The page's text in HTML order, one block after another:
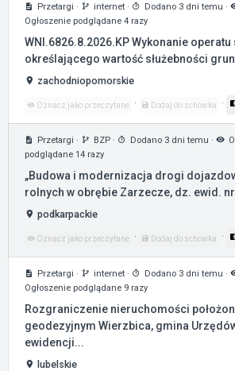
Przetargi · internet · Dodano 3 dni temu ·
Ogłoszenie podglądane 4 razy
WNI.6826.8.2026.KP Wykonanie
określającego wartość służebności
zachodniopomorskie
Oznacz jako przeczytane · Dodaj do schowka ·
Przetargi · BZP · Dodano 3 dni temu ·
podglądane 14 razy
„Budowa i modernizacja drogi
rolnych w obrębie Zarzecze, dz. ewid. nr
podkarpackie
Oznacz jako przeczytane · Dodaj do schowka ·
Przetargi · internet · Dodano 3 dni temu ·
Ogłoszenie podglądane 9 razy
Rozgraniczenie nieruchomości
geodezyjnym Wierzbica, gmina
ewidencji...
lubelskie